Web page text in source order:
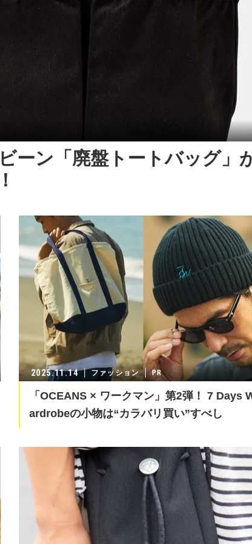
ーン「廃盤トートバッグ」
2025.11.14 ファッション
「OCEANS × ワークマン」第2弾！ 7 Days
ardrobeの小物は“カラバリ買い”すべし